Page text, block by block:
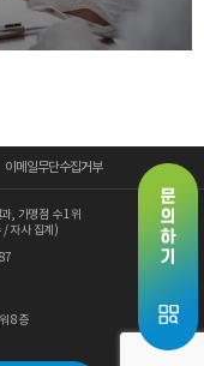
이메일무단수집거부
, 가맹점 수 1위
/ 자사 집계)
8층